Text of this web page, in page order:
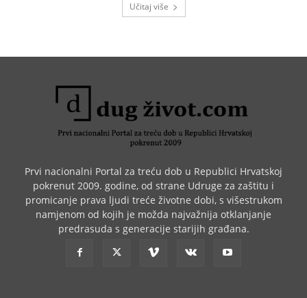
Učitaj više
Prvi nacionalni Portal za treću dob u Republici Hrvatskoj
pokrenut 2009. godine, od strane Udruge za zaštitu i
promicanje prava ljudi treće životne dobi, s višestrukom
namjenom od kojih je možda najvažnija otklanjanje
predrasuda s generacije starijih građana.